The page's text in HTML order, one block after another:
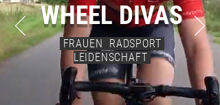
WHEEL DIVAS
FRAUEN RADSPORT
LEIDENSCHAFT